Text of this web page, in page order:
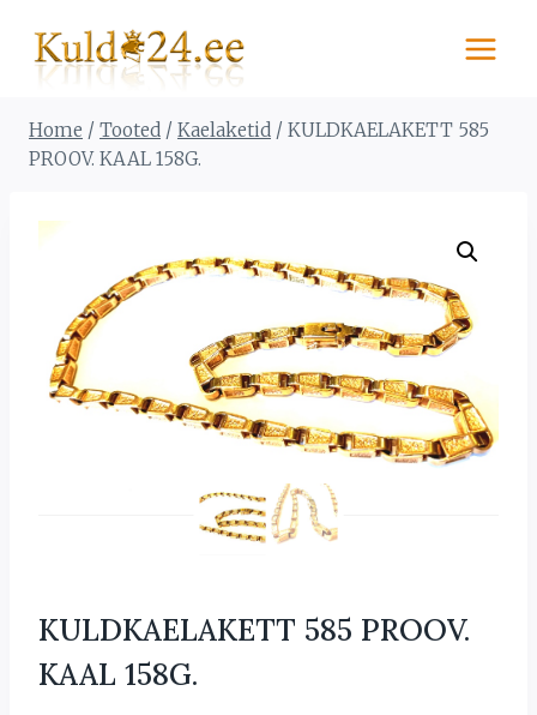
content
Home / Tooted / Kaelaketid / KULDKAELAKETT 585
PROOV. KAAL 158G.
KULDKAELAKETT 585 PROOV.
KAAL 158G.